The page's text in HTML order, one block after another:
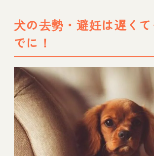
犬の去勢・避妊は遅くて
でに！